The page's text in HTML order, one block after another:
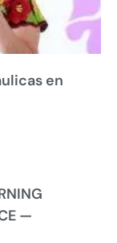
en
—